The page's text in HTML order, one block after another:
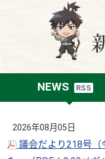
NEWS RSS
2026年08月05日
議会だより218号（